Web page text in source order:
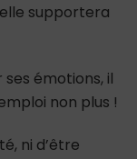
supportera
émotions, il
non plus !
ni d’être